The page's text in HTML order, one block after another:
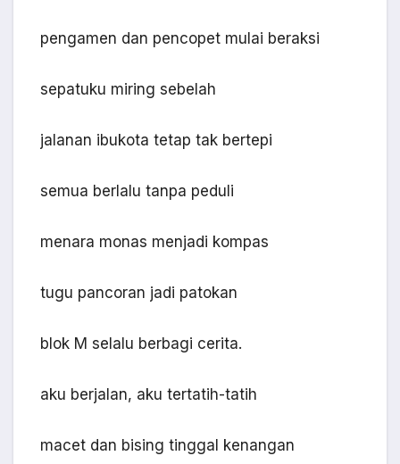
pengamen dan pencopet mulai beraksi
sepatuku miring sebelah
jalanan ibukota tetap tak bertepi
semua berlalu tanpa peduli
menara monas menjadi kompas
tugu pancoran jadi patokan
blok M selalu berbagi cerita.
aku berjalan, aku tertatih-tatih
macet dan bising tinggal kenangan